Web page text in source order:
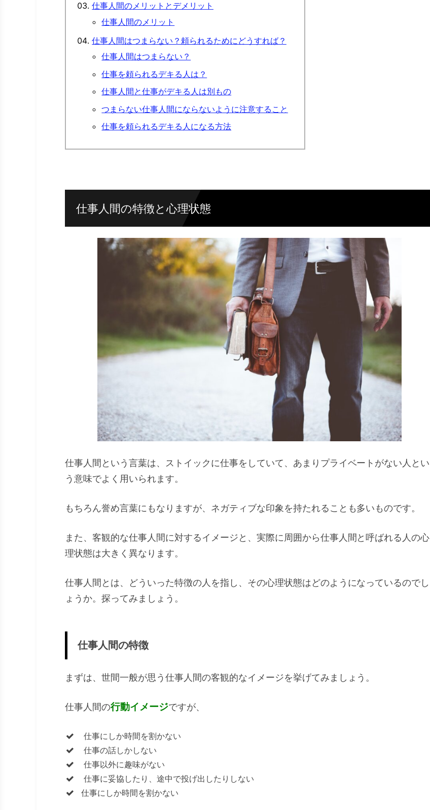
仕事人間のメリットとデメリット
仕事人間のメリット
仕事人間はつまらない？頼られるためにどうすれば？
仕事人間はつまらない？
仕事を頼られるデキる人は？
仕事人間と仕事がデキる人は別もの
つまらない仕事人間にならないように注意すること
仕事を頼られるデキる人になる方法
仕事人間の特徴と心理状態
仕事人間という言葉は、ストイックに仕事をしていて、あまりプライベートがない人とい
う意味でよく用いられます。
もちろん誉め言葉にもなりますが、ネガティブな印象を持たれることも多いものです。
また、客観的な仕事人間に対するイメージと、実際に周囲から仕事人間と呼ばれる人の心
理状態は大きく異なります。
仕事人間とは、どういった特徴の人を指し、その心理状態はどのようになっているのでし
ょうか。探ってみましょう。
仕事人間の特徴
まずは、世間一般が思う仕事人間の客観的なイメージを挙げてみましょう。
仕事人間の行動イメージですが、
仕事にしか時間を割かない
仕事の話しかしない
仕事以外に趣味がない
仕事に妥協したり、途中で投げ出したりしない
仕事にしか時間を割かない